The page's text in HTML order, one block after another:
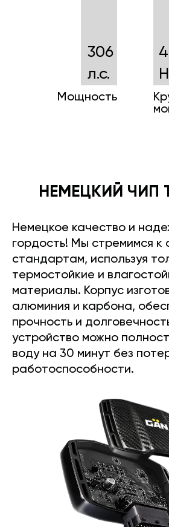
306
л.с.
Мощность
НЕМЕЦКИЙ ЧИП
Немецкое качество и
гордость! Мы стремимся к
стандартам, используя
термостойкие и
материалы. Корпус
алюминия и карбона,
прочность и
устройство можно
воду на 30 минут без
работоспособности.